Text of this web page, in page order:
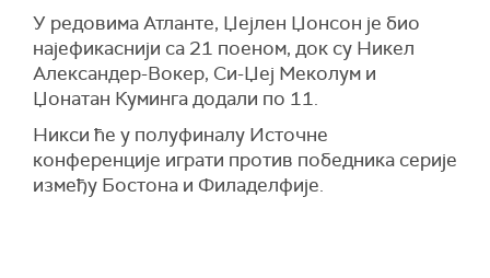
У редовима Атланте, Џејлен Џонсон је био
најефикаснији са 21 поеном, док су Никел
Александер-Вокер, Си-Џеј Меколум и
Џонатан Куминга додали по 11.
Никси ће у полуфиналу Источне
конференције играти против победника серије
између Бостона и Филаделфије.